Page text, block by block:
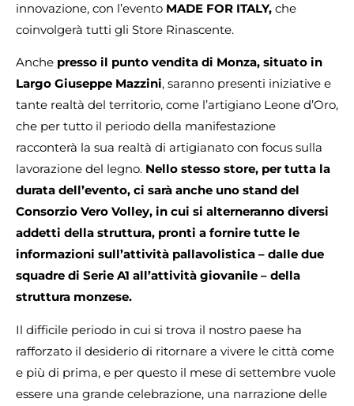
innovazione, con l’evento MADE FOR ITALY, che
coinvolgerà tutti gli Store Rinascente.
Anche presso il punto vendita di Monza, situato in
Largo Giuseppe Mazzini, saranno presenti iniziative e
tante realtà del territorio, come l’artigiano Leone d’Oro,
che per tutto il periodo della manifestazione
racconterà la sua realtà di artigianato con focus sulla
lavorazione del legno. Nello stesso store, per tutta la
durata dell’evento, ci sarà anche uno stand del
Consorzio Vero Volley, in cui si alterneranno diversi
addetti della struttura, pronti a fornire tutte le
informazioni sull’attività pallavolistica – dalle due
squadre di Serie A1 all’attività giovanile – della
struttura monzese.
Il difficile periodo in cui si trova il nostro paese ha
rafforzato il desiderio di ritornare a vivere le città come
e più di prima, e per questo il mese di settembre vuole
essere una grande celebrazione, una narrazione delle